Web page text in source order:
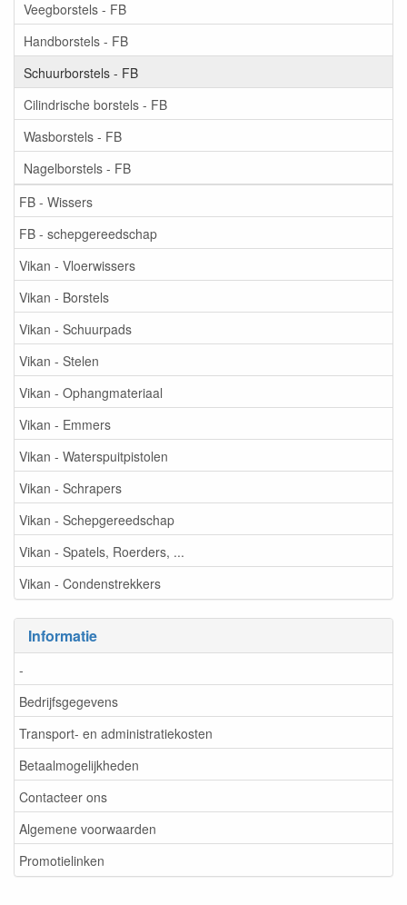
Veegborstels - FB
Handborstels - FB
Schuurborstels - FB
Cilindrische borstels - FB
Wasborstels - FB
Nagelborstels - FB
FB - Wissers
FB - schepgereedschap
Vikan - Vloerwissers
Vikan - Borstels
Vikan - Schuurpads
Vikan - Stelen
Vikan - Ophangmateriaal
Vikan - Emmers
Vikan - Waterspuitpistolen
Vikan - Schrapers
Vikan - Schepgereedschap
Vikan - Spatels, Roerders, ...
Vikan - Condenstrekkers
Informatie
-
Bedrijfsgegevens
Transport- en administratiekosten
Betaalmogelijkheden
Contacteer ons
Algemene voorwaarden
Promotielinken